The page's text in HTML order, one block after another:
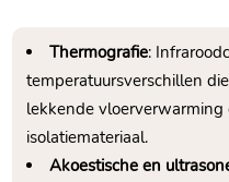
Thermografie:
temperatuursverschillen
lekkende
isolatiemateriaal.​
Akoestische en